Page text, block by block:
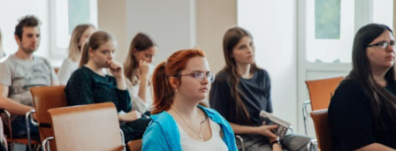
Студенческая жизнь
Сведения об
образовательной
организации